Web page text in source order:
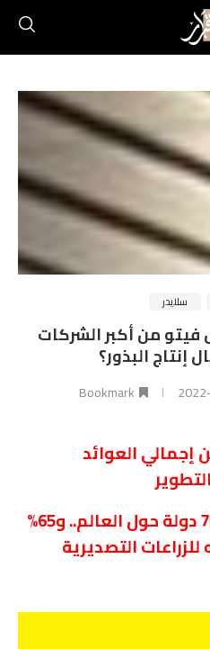
سلايدر
من أكبر الشركات
إنتاج البذور؟
Bookmark
نحو 20% من إجمالي العوائد
فيتو تتواجد تجاريا في 70 دولة حول العالم.. و65%
التصديرية